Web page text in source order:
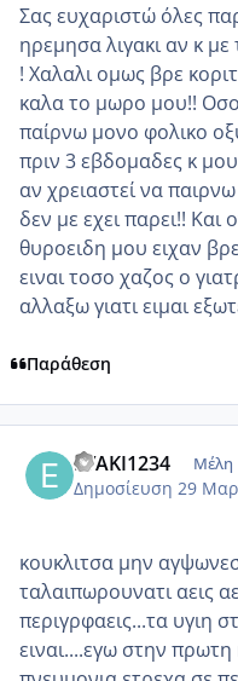
Σας ευχαριστώ όλες
ηρεμησα λιγακι αν κ
! Χαλαλι ομως βρε
καλα το μωρο μου!!
παίρνω μονο φολικο
πριν 3 εβδομαδες κ
αν χρειαστεί να
δεν με εχει παρει!! Και
θυροειδη μου ειχαν
ειναι τοσο χαζος ο
αλλαξω γιατι ειμαι
Παράθεση
EYAKI1234 Μέλη
Δημοσίευση 29
κουκλιτσα μην
ταλαιπωρουνατι αεις
περιγρφαεις...τα υγιη
ειναι....εγω στην